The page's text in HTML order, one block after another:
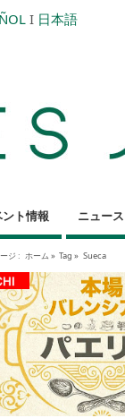
I 日本語
ント情報 ニュース
ジ : ホーム » Tag » Sueca